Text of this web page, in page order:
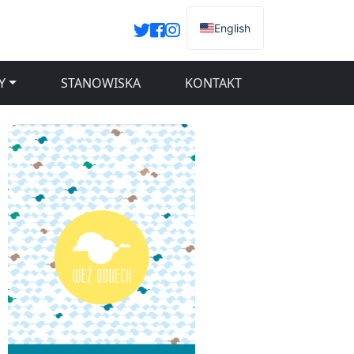
English
STANOWISKA KONTAKT